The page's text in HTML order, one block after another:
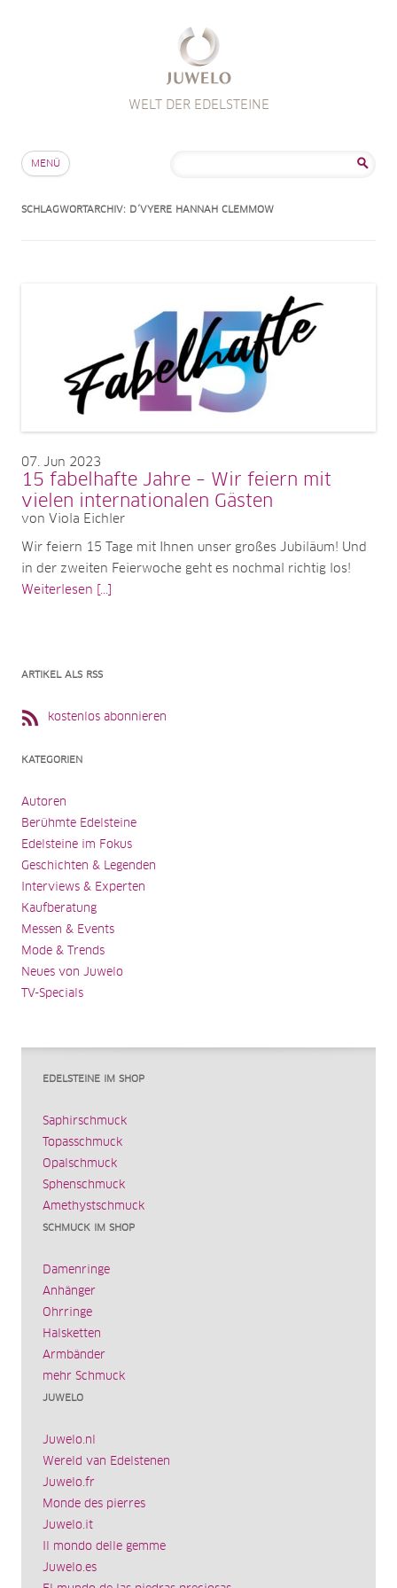
WELT DER EDELSTEINE
MENÜ
SCHLAGWORTARCHIV: D´VYERE HANNAH CLEMMOW
07 Jun 2023
15 fabelhafte Jahre – Wir feiern mit
vielen internationalen Gästen
von Viola Eichler
Wir feiern 15 Tage mit Ihnen unser großes Jubiläum! Und
in der zweiten Feierwoche geht es nochmal richtig los!
Weiterlesen [...]
ARTIKEL ALS RSS
kostenlos abonnieren
KATEGORIEN
Autoren
Berühmte Edelsteine
Edelsteine im Fokus
Geschichten & Legenden
Interviews & Experten
Kaufberatung
Messen & Events
Mode & Trends
Neues von Juwelo
TV-Specials
EDELSTEINE IM SHOP
Saphirschmuck
Topasschmuck
Opalschmuck
Sphenschmuck
Amethystschmuck
SCHMUCK IM SHOP
Damenringe
Anhänger
Ohrringe
Halsketten
Armbänder
mehr Schmuck
JUWELO
Juwelo.nl
Wereld van Edelstenen
Juwelo.fr
Monde des pierres
Juwelo.it
Il mondo delle gemme
Juwelo.es